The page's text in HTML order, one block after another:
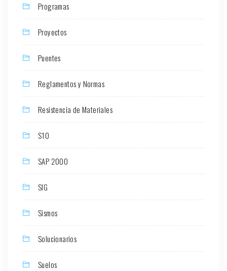
Programas
Proyectos
Puentes
Reglamentos y Normas
Resistencia de Materiales
S10
SAP 2000
SIG
Sismos
Solucionarios
Suelos